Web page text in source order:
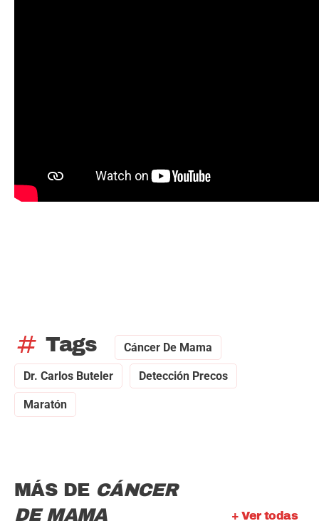
tag Tags Cáncer De Mama
Dr. Carlos Buteler Detección Precos
Maratón
+ Ver todas
MÁS DE CÁNCER
DE MAMA